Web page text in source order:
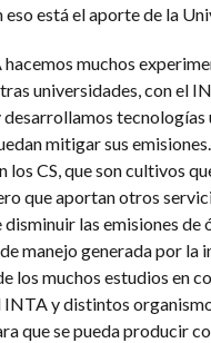
eso está el aporte de la
hacemos muchos
universidades, con el
tecnologías
mitigar sus
CS, que son cultivos
que aportan otros
disminuir las emisiones de
manejo generada por la
los muchos estudios en
INTA y distintos
que se pueda producir